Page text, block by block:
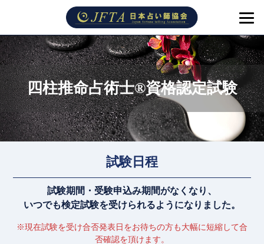
四柱推命占術士®資格認定試験
試験日程
試験期間・受験申込み期間がなくなり、
いつでも検定試験を受けられるようになりました。
※現在試験を受け合否発表日をお待ちの方も大幅に短縮して合
否確認を頂けます。